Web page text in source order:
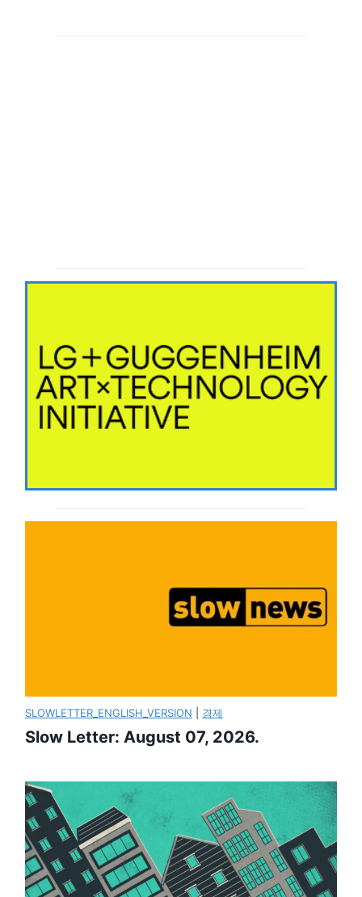
SLOWLETTER_ENGLISH_VERSION 경제
Slow Letter: August 07, 2026.